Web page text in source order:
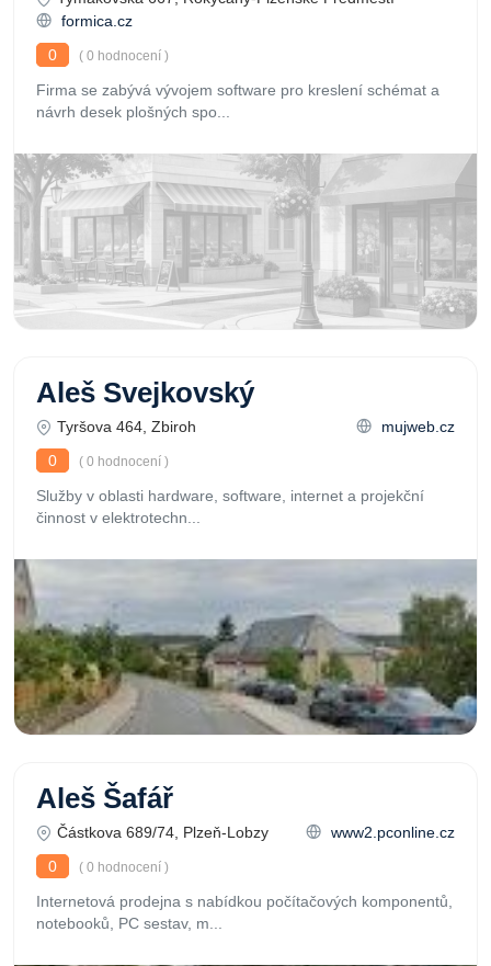
formica.cz
0
( 0 hodnocení )
Firma se zabývá vývojem software pro kreslení schémat a
návrh desek plošných spo...
Aleš Svejkovský
Tyršova 464, Zbiroh
mujweb.cz
0
( 0 hodnocení )
Služby v oblasti hardware, software, internet a projekční
činnost v elektrotechn...
Aleš Šafář
Částkova 689/74, Plzeň-Lobzy
www2.pconline.cz
0
( 0 hodnocení )
Internetová prodejna s nabídkou počítačových komponentů,
notebooků, PC sestav, m...